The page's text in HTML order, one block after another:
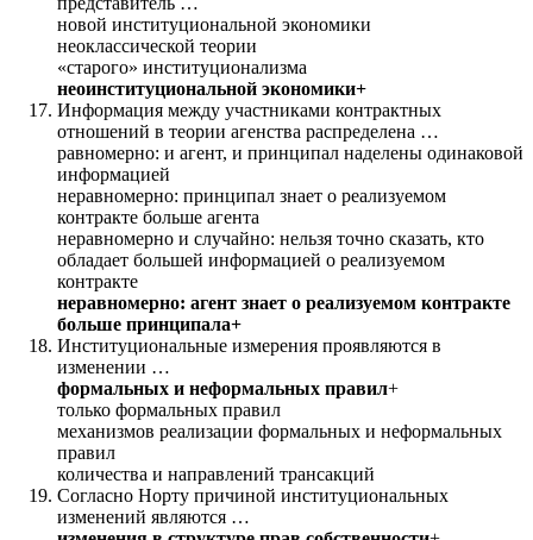
новой институциональной экономики
неоклассической теории
«старого» институционализма
неоинституциональной экономики+
Информация между участниками контрактных
отношений в теории агенства распределена …
равномерно: и агент, и принципал наделены одинаковой
информацией
неравномерно: принципал знает о реализуемом
контракте больше агента
неравномерно и случайно: нельзя точно сказать, кто
обладает большей информацией о реализуемом
контракте
неравномерно: агент знает о реализуемом контракте
больше принципала+
Институциональные измерения проявляются в
изменении …
формальных и неформальных правил+
только формальных правил
механизмов реализации формальных и неформальных
правил
количества и направлений трансакций
Согласно Нopтy причиной институциональных
изменений являютcя …